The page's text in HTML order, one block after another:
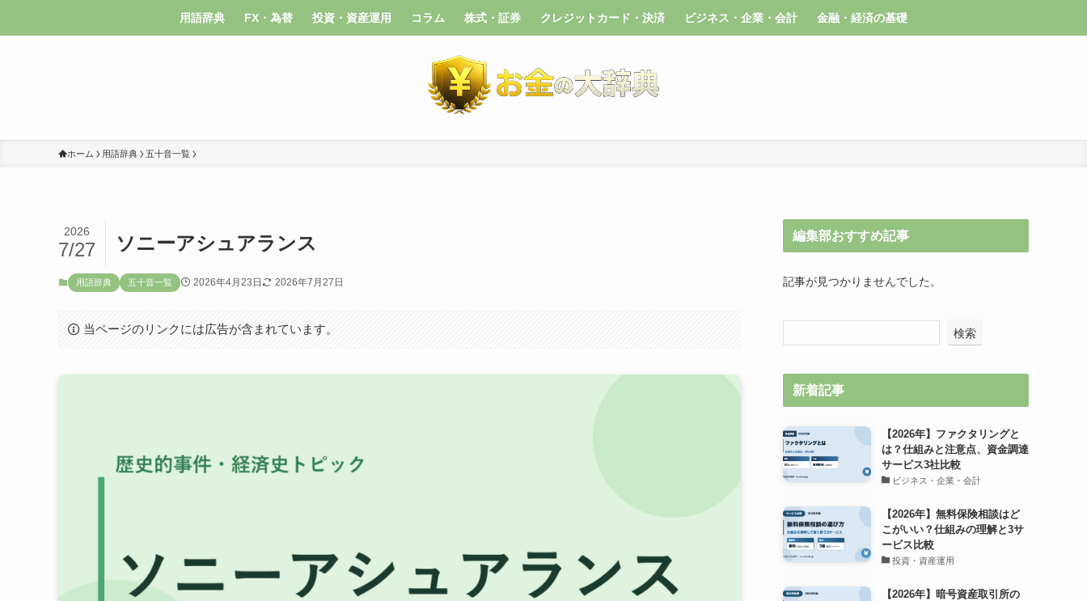
用語辞典 FX・為替 投資・資産運用 コラム 株式・証券 クレジットカード・決済 ビジネス・企業・会計 金融・経済の基礎
ホーム 用語辞典 五十音一覧
ソニーアシュアランス
2026
7/27
用語辞典 五十音一覧 2026年4月23日 2026年7月27日
当ページのリンクには広告が含まれています。
編集部おすすめ記事
記事が見つかりませんでした。
検索
新着記事
【2026年】ファクタリングと
は？仕組みと注意点、資金調達
サービス3社比較
ビジネス・企業・会計
【2026年】無料保険相談はど
こがいい？仕組みの理解と3サ
ービス比較
投資・資産運用
【2026年】暗号資産取引所の